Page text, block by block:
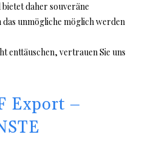
daher souveräne
unmögliche möglich werden
enttäuschen, vertrauen Sie uns
Export –